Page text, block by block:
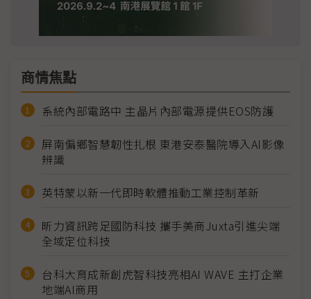
商情焦點
系統內部電路中 主晶片內部電源提供EOS防護
屏南偏鄉智慧韌性扎根 東港安泰醫院導入AI影像
辨識
英特蒙以新一代即時軟體推動工業控制革新
昕力資訊跨足國防科技 攜手美商Juxta引進尖端
全域定位科技
台科大育成新創虎智科技亮相AI WAVE 主打企業
地端AI商用